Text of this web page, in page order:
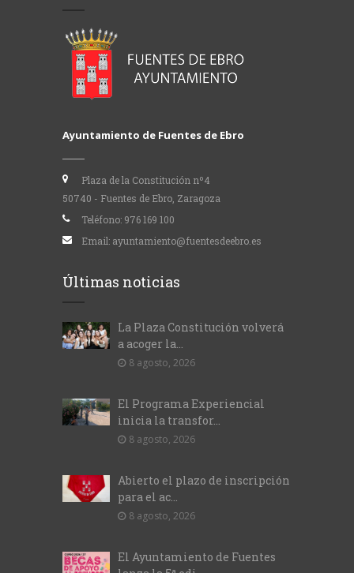
Ayuntamiento de Fuentes de Ebro
Plaza de la Constitución nº4
50740 - Fuentes de Ebro, Zaragoza
Teléfono: 976 169 100
Email: ayuntamiento@fuentesdeebro.es
Últimas noticias
La Plaza Constitución volverá
a acoger la...
8 agosto, 2026
El Programa Experiencial
inicia la transfor...
8 agosto, 2026
Abierto el plazo de inscripción
para el ac...
8 agosto, 2026
El Ayuntamiento de Fuentes